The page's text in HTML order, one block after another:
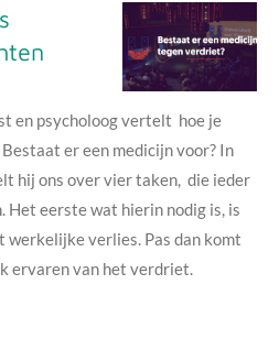
en psycholoog vertelt hoe je
er een medicijn voor? In
hij ons over vier taken, die ieder
Het eerste wat hierin nodig is, is
werkelijke verlies. Pas dan komt
ervaren van het verdriet.